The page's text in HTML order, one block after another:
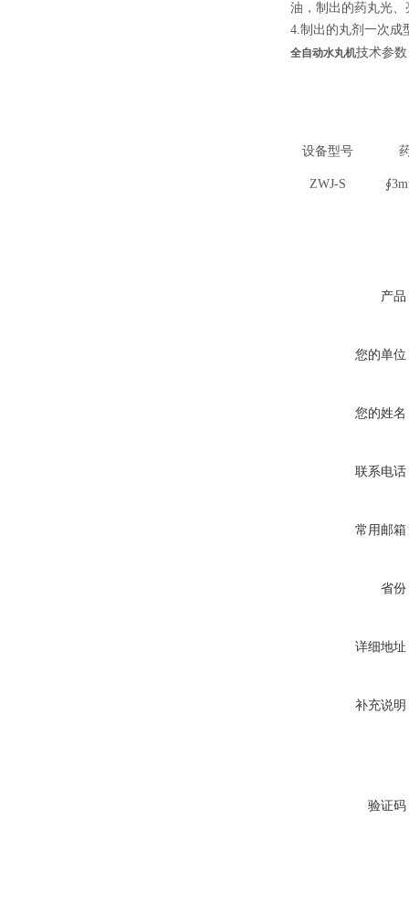
油，制出的药丸光、
4.制出的丸剂一次成
全自动水丸机技术参数
设备型号
ZWJ-S ∮
产品
您的单位
您的姓名
联系电话
常用邮箱
省份
详细地址
补充说明
验证码